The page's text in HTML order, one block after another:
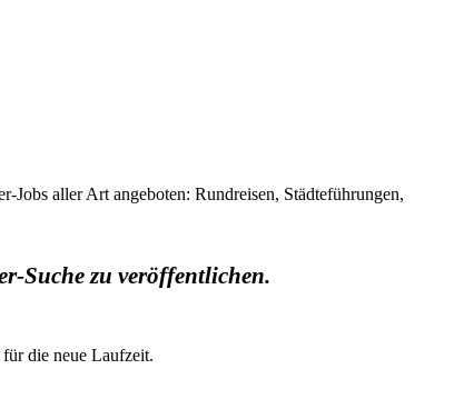
aller Art angeboten: Rundreisen, Städteführungen,
Suche zu veröffentlichen.
die neue Laufzeit.